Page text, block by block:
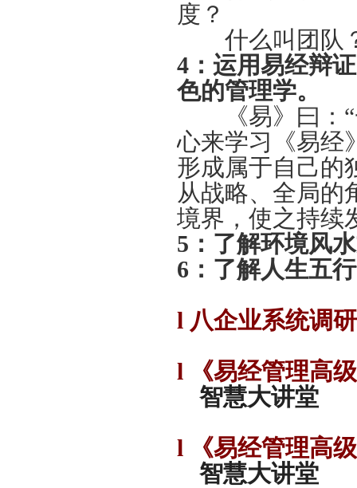
度？
什么叫团队？
4 ： 运用易经辩
色的管理学。
《易》曰：“
心来学习《易经
形成属于自己的
从战略、全局的
境界，使之持续
5： 了解环境风
6： 了解人生五
l 八企业系统调
l
《易经管理高
智慧大讲堂
l
《易经管理高
智慧大讲堂